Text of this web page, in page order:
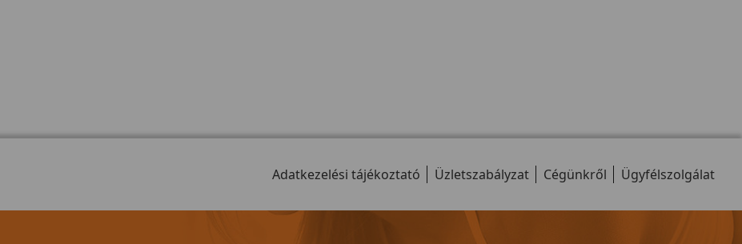
Adatkezelési tájékoztató Üzletszabályzat Cégünkről Ügyfélszolgálat